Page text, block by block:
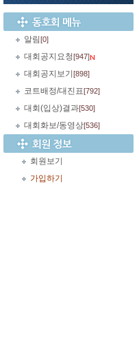
알림[0]
대회공지요청[947]
대회공지보기 [898]
코트배정/대진표[792]
대회(입상)결과[530]
대회화보/동영상[536]
회원보기
가입하기